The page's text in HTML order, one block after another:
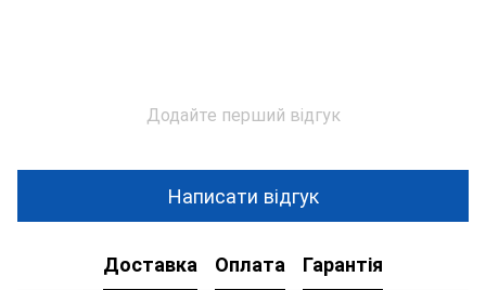
Додайте перший відгук
Написати відгук
Доставка Оплата Гарантія